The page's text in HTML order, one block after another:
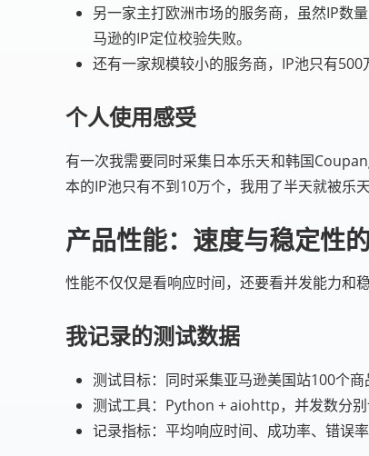
另一家主打欧洲市场的服务商，虽然IP数
马逊的IP定位校验失败。
还有一家规模较小的服务商，IP池只有500
个人使用感受
有一次我需要同时采集日本乐天和韩国
本的IP池只有不到10万个，我用了半天就被乐
产品性能：速度与稳定性
性能不仅仅是看响应时间，还要看并发能力和
我记录的测试数据
测试目标：同时采集亚马逊美国站100个商
测试工具：Python + aiohttp，并发数分别
记录指标：平均响应时间、成功率、错误率